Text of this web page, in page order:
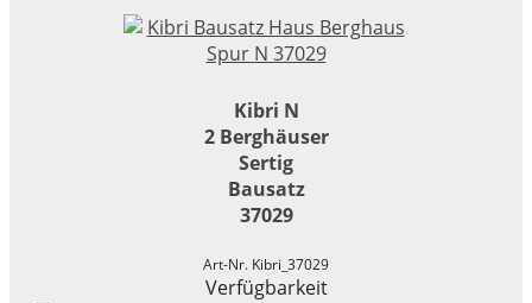
Kibri N
2 Berghäuser
Sertig
Bausatz
37029
Art-Nr. Kibri_37029
Verfügbarkeit